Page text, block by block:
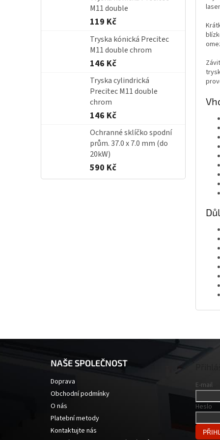
M11 double
119 Kč
Tryska kónická Precitec
M11 double chrom
146 Kč
Tryska cylindrická
Precitec M11 double
chrom
146 Kč
Ochranné sklíčko spodní
prům. 37.0 x 7.0 mm (do
20kW)
590 Kč
NAŠE SPOLEČNOST
Doprava
Obchodní podmínky
O nás
Platební metody
Kontaktujte nás
E-mail
Heslo